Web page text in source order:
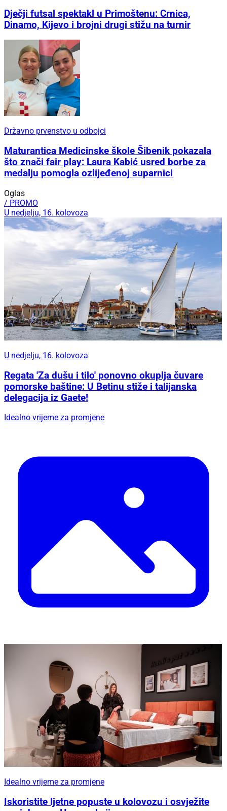
Dječji futsal spektakl u Primoštenu: Crnica,
Dinamo, Kijevo i brojni drugi stižu na turnir
Državno prvenstvo u odbojci
Maturantica Medicinske škole Šibenik pokazala
što znači fair play: Laura Kabić usred borbe za
medalju pomogla ozlijeđenoj suparnici
Oglas
/ PROMO
U nedjelju, 16. kolovoza
U nedjelju, 16. kolovoza
Regata 'Za dušu i tilo' ponovno okuplja čuvare
pomorske baštine: U Betinu stiže i talijanska
delegacija iz Gaete!
Idealno vrijeme za promjene
Idealno vrijeme za promjene
Iskoristite ljetne popuste u kolovozu i osvježite